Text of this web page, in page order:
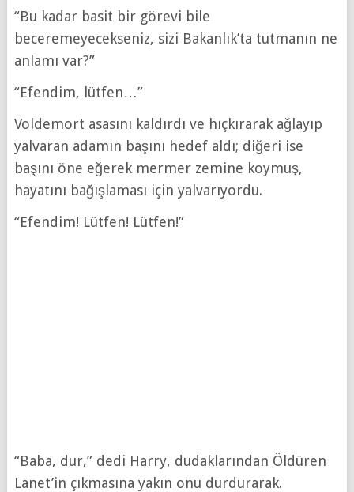
“Bu kadar basit bir görevi bile
beceremeyecekseniz, sizi Bakanlık’ta tutmanın ne
anlamı var?”
“Efendim, lütfen…”
Voldemort asasını kaldırdı ve hıçkırarak ağlayıp
yalvaran adamın başını hedef aldı; diğeri ise
başını öne eğerek mermer zemine koymuş,
hayatını bağışlaması için yalvarıyordu.
“Efendim! Lütfen! Lütfen!”
“Baba, dur,” dedi Harry, dudaklarından Öldüren
Lanet’in çıkmasına yakın onu durdurarak.